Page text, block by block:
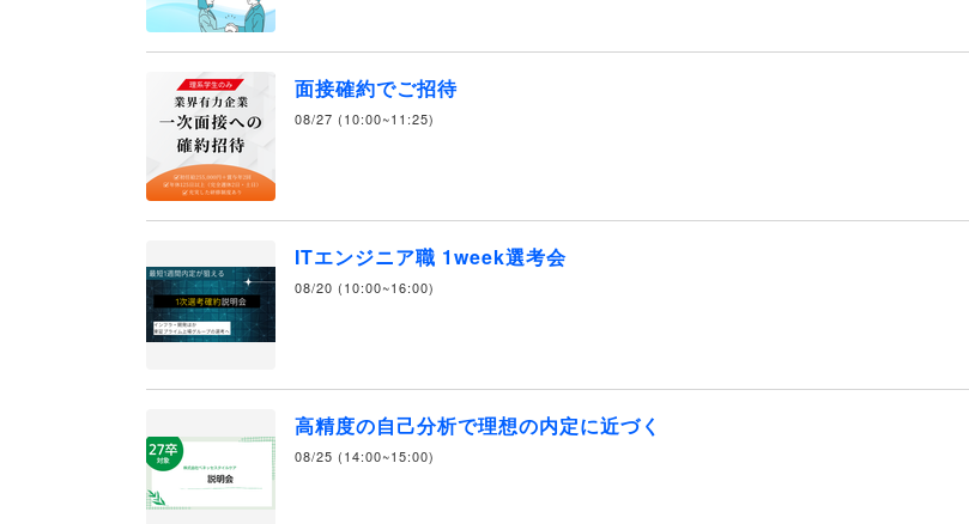
面接確約でご招待
08/27 (10:00~11:25)
ITエンジニア職 1week選考会
08/20 (10:00~16:00)
高精度の自己分析で理想の内定に近づく
08/25 (14:00~15:00)